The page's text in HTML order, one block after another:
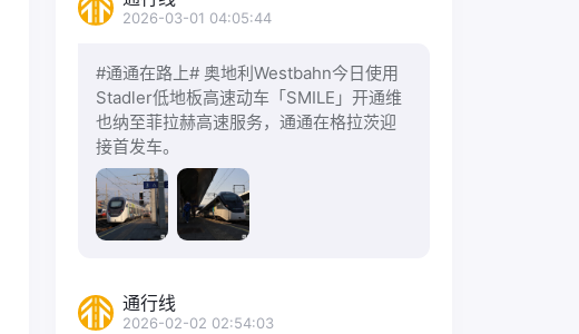
2026-03-01 04:05:44
#通通在路上# 奥地利Westbahn今日使用
Stadler低地板高速动车「SMILE」开通维
也纳至菲拉赫高速服务，通通在格拉茨迎
接首发车。
通行线
2026-02-02 02:54:03